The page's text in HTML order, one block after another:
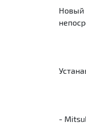
Новый
-